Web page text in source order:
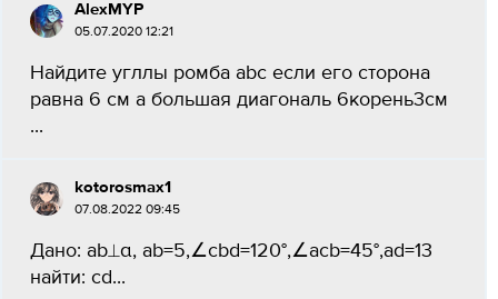
AlexMYP
05.07.2020 12:21
Найдите угллы ромба abc если его сторона
равна 6 см а большая диагональ 6корень3см​
...
kotorosmax1
07.08.2022 09:45
Дано: ab⟂α, ab=5,∠cbd=120°,∠acb=45°,ad=13
найти: сd...